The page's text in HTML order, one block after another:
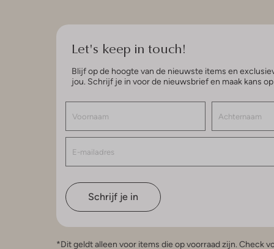
Let's keep in touch!
Blijf op de hoogte van de nieuwste items en
jou. Schrijf je in voor de nieuwsbrief en maak kans
Schrijf je in
*Dit geldt alleen voor items die op voorraad zijn. Check